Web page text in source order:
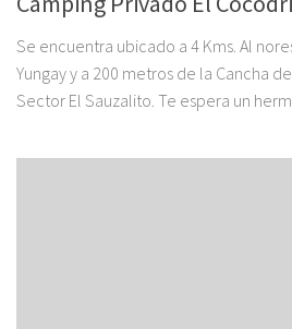
Se encuentra ubicado a 4 Kms. Al
Yungay y a 200 metros de la Cancha
Sector El Sauzalito. Te espera un